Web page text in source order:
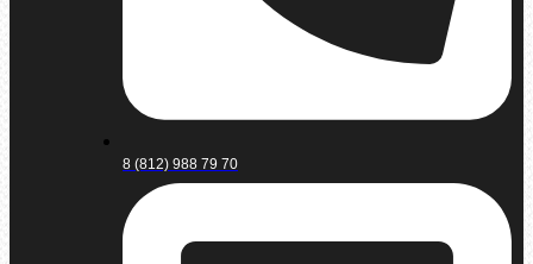
8 (812) 988 79 70